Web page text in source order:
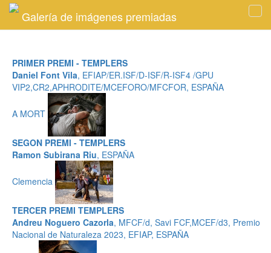
Galería de imágenes premiadas
PRIMER PREMI - TEMPLERS
Daniel Font Vila, EFIAP/ER.ISF/D-ISF/R-ISF4 /GPU
VIP2,CR2,APHRODITE/MCEFORO/MFCFOR, ESPAÑA
A MORT
SEGON PREMI - TEMPLERS
Ramon Subirana Riu, ESPAÑA
Clemencia
TERCER PREMI TEMPLERS
Andreu Noguero Cazorla, MFCF/d, Savi FCF,MCEF/d3, Premio
Nacional de Naturaleza 2023, EFIAP, ESPAÑA